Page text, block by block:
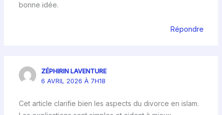
bonne idée.
Répondre
ZÉPHIRIN LAVENTURE
6 AVRIL 2026 À 7H18
Cet article clarifie bien les aspects du divorce en islam.